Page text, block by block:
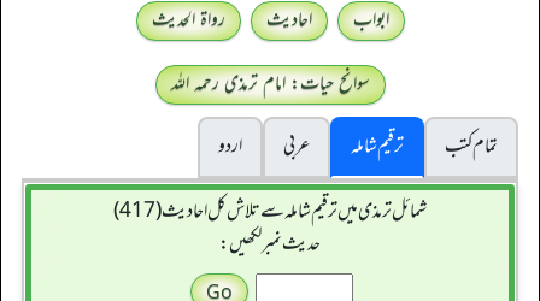
ابواب احادیث
رواۃ الحدیث
سوانح حیات: امام ترمذی رحمہ اللہ
تمام کتب
ترقیم شاملہ عربی
اردو
شمائل ترمذی میں ترقیم شاملہ سے تلاش کل احادیث (417)
حدیث نمبر لکھیں: